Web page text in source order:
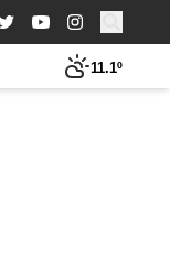
Buscar:
11.1º